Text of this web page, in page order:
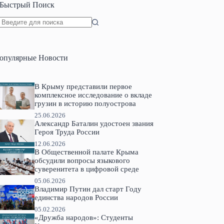
Быстрый Поиск
Новости
В Крыму представили первое
комплексное исследование о вкладе
грузин в историю полуострова
25.06.2026
Александр Баталин удостоен звания
Героя Труда России
12.06.2026
В Общественной палате Крыма
обсудили вопросы языкового
суверенитета в цифровой среде
05.06.2026
Владимир Путин дал старт Году
единства народов России
05.02.2026
«Дружба народов»: Студенты